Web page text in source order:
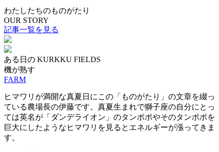
わたしたちのものがたり
OUR STORY
記事一覧を見る
ある日の KURKKU FIELDS
機が熟す
FARM
ヒマワリが満開な真夏日にこの「ものがたり」の文章を綴っ
ている農場長の伊藤です。真夏生まれで獅子座の自分にとっ
ては英名が「ダンデライオン」のタンポポやそのタンポポを
巨大にしたようなヒマワリを見るとエネルギーが漲ってきま
す。